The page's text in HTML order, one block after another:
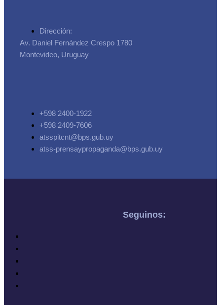
Dirección:
Av. Daniel Fernández Crespo 1780
Montevideo, Uruguay
+598 2400-1922
+598 2409-7606
atsspitcnt@bps.gub.uy
atss-prensaypropaganda@bps.gub.uy
Seguinos: